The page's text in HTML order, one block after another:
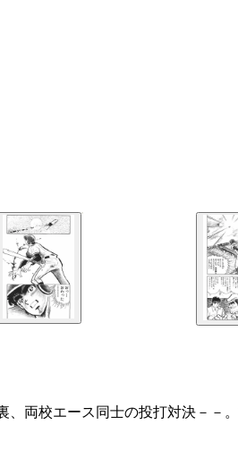
、両校エース同士の投打対決－